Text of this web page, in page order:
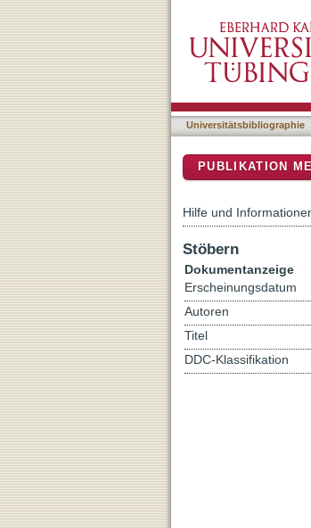
Impact of
from a phase
Universitätsbibliographie
PUBLIKATION
Hilfe und
Stöbern
Dokumentanzeige
Erscheinungsdatum
Autoren
Titel
DDC-Klassifikation